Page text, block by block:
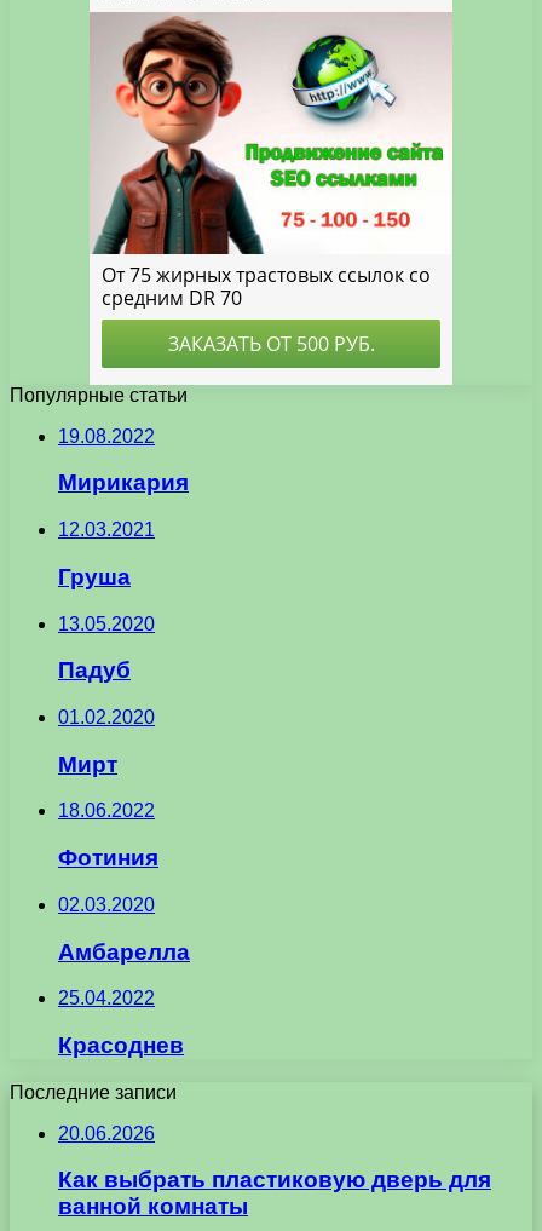
Популярные статьи
19.08.2022
Мирикария
12.03.2021
Груша
13.05.2020
Падуб
01.02.2020
Мирт
18.06.2022
Фотиния
02.03.2020
Амбарелла
25.04.2022
Красоднев
Последние записи
20.06.2026
Как выбрать пластиковую дверь для
ванной комнаты